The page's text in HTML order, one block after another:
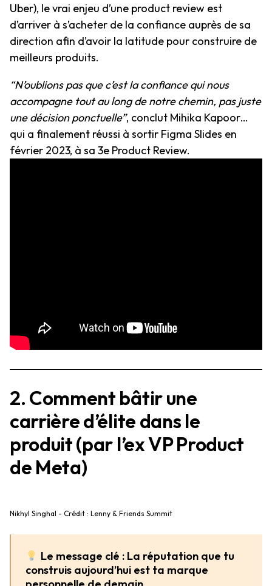
Uber), le vrai enjeu d’une product review est
d’arriver à s’acheter de la confiance auprès de sa
direction afin d’avoir la latitude pour construire de
meilleurs produits.
“N’oublions pas que c’est la confiance qui nous
accompagne tout au long de notre chemin, pas juste
une décision ponctuelle”, conclut Mihika Kapoor…
qui a finalement réussi à sortir Figma Slides en
février 2023, à sa 3e Product Review.
2. Comment bâtir une
carrière d’élite dans le
produit (par l’ex VP Product
de Meta)
Nikhyl Singhal - Crédit : Lenny & Friends Summit
Le message clé : La réputation que tu
construis aujourd’hui est ta marque